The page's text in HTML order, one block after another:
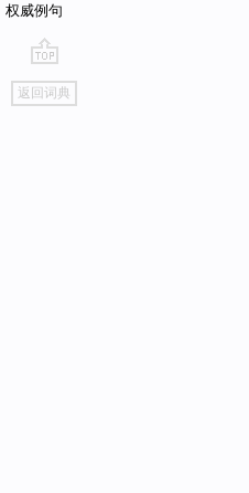
权威例句
go
top
返回词典